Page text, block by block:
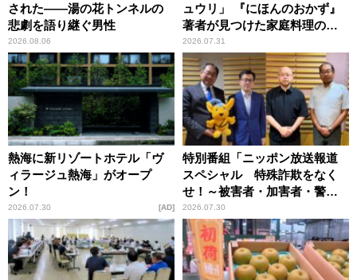
された――湯の花トンネルの
悲劇を語り継ぐ男性
2026.08.06
ュウリ」 『にほんのおかず』
著者が見つけた家庭料理の知
恵
2026.07.31
熱海に新リゾートホテル「ヴ
ィラージュ熱海」がオープ
ン！
2026.07.30 AD
特別番組「ニッポン放送報道
スペシャル 特殊詐欺をなく
せ！～被害者・加害者・警視
庁が語るトクリュウの実態
～」放送
2026.07.30